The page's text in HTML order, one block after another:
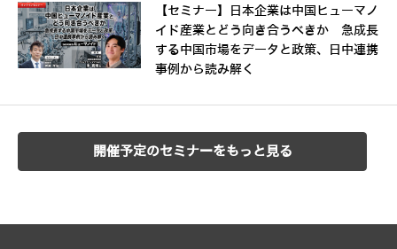
【セミナー】日本企業は中国ヒューマノ
イド産業とどう向き合うべきか 急成長
する中国市場をデータと政策、日中連携
事例から読み解く
開催予定のセミナーをもっと見る